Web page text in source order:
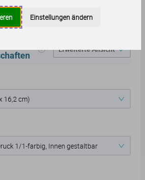
Einstellungen ändern
Umschlägen bereitzuhalten.
16,2 cm)
1/1-farbig, Innen gestaltbar